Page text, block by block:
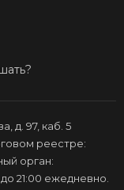
д. 97, каб. 5
реестре:
орган:
21:00 ежедневно.